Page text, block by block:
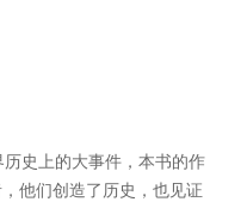
史上的大事件，本书的作
他们创造了历史，也见证